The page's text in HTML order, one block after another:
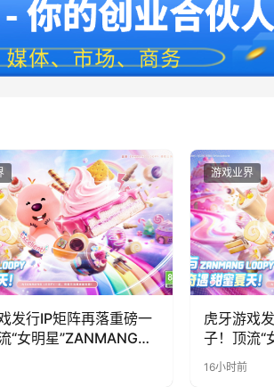
发行IP矩阵再落重磅一
“女明星”ZANMANG
游戏业界
虎牙游戏
子！顶流“
LOOPY
奇遇》惊喜
16小时前